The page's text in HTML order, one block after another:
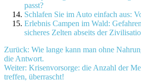
passt?
Schlafen Sie im Auto einfach aus:
Erlebnis Campen im Wald:
sicheres Zelten abseits der
Beitragsnavigation
Zurück: Wie lange kann man ohne
die Antwort.
Weiter: Krisenvorsorge: die Anzahl der
treffen, überrascht!